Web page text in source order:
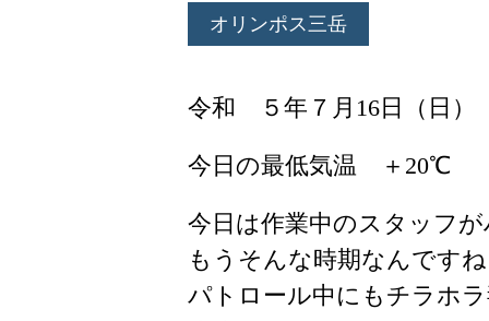
オリンポス三岳
令和 ５年７月16日（日）
今日の最低気温 ＋
今日は作業中のスタッフ
もうそんな時期なんですね
パトロール中にもチラホ